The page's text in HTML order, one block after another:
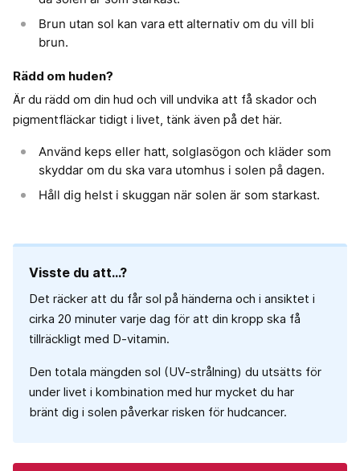
Brun utan sol kan vara ett alternativ om du vill bli
brun.
Rädd om huden?
Är du rädd om din hud och vill undvika att få skador och
pigmentfläckar tidigt i livet, tänk även på det här.
Använd keps eller hatt, solglasögon och kläder som
skyddar om du ska vara utomhus i solen på dagen.
Håll dig helst i skuggan när solen är som starkast.
Visste du att…?
Det räcker att du får sol på händerna och i ansiktet i
cirka 20 minuter varje dag för att din kropp ska få
tillräckligt med D-vitamin.
Den totala mängden sol (UV-strålning) du utsätts för
under livet i kombination med hur mycket du har
bränt dig i solen påverkar risken för hudcancer.